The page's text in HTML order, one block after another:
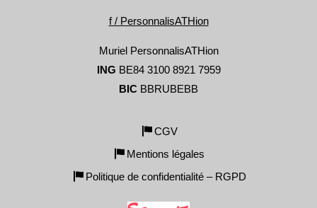
f / PersonnalisATHion
Muriel PersonnalisATHion
ING BE84 3100 8921 7959
BIC BBRUBEBB
CGV
Mentions légales
Politique de confidentialité – RGPD